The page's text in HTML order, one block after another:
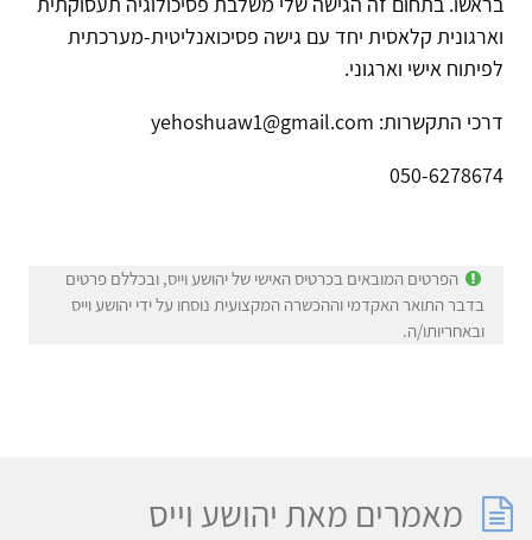
וארגונית קלאסית יחד עם גישה פסיכואנליטית-מערכתית
לפיתוח אישי וארגוני.
דרכי התקשרות: yehoshuaw1@gmail.com
050-6278674
הפרטים המובאים בכרטיס האישי של יהושע וייס, ובכללם פרטים
בדבר התואר האקדמי וההכשרה המקצועית נוסחו על ידי יהושע וייס
ובאחריותו/ה.
מאמרים מאת יהושע וייס